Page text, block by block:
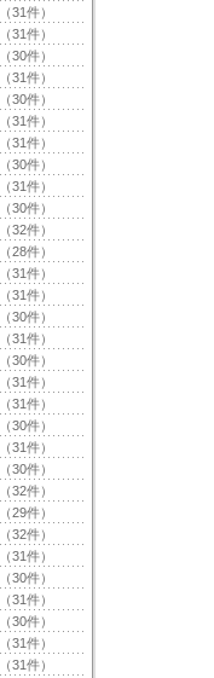
（31件）
（31件）
（30件）
（31件）
（30件）
（31件）
（31件）
（30件）
（31件）
（30件）
（32件）
（28件）
（31件）
（31件）
（30件）
（31件）
（30件）
（31件）
（31件）
（30件）
（31件）
（30件）
（32件）
（29件）
（32件）
（31件）
（30件）
（31件）
（30件）
（31件）
（31件）